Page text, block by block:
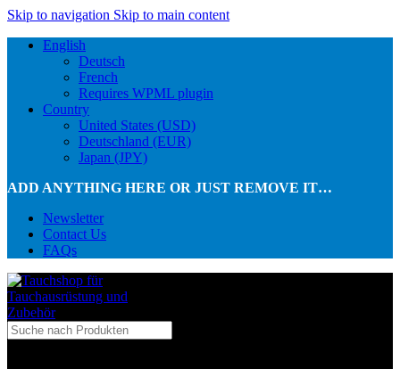
Skip to navigation Skip to main content
English
Deutsch
French
Requires WPML plugin
Country
United States (USD)
Deutschland (EUR)
Japan (JPY)
ADD ANYTHING HERE OR JUST REMOVE IT…
Newsletter
Contact Us
FAQs